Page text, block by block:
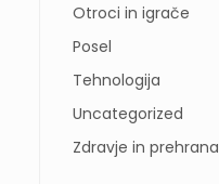
Otroci in igrače
Posel
Tehnologija
Uncategorized
Zdravje in prehrana